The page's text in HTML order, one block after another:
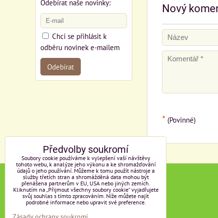
Nový
* (Povinné)
Odebírat naše novinky:
Chci se přihlásit k
odběru novinek e-mailem
Odebírat
KONTAKT
e-mail:info@eplko.cz
Předvolby soukromí
Soubory cookie používáme k vylepšení vaší návštěvy
tohoto webu, k analýze jeho výkonu a ke shromažďování
údajů o jeho používání. Můžeme k tomu použít nástroje a
služby třetích stran a shromážděná data mohou být
přenášena partnerům v EU, USA nebo jiných zemích.
Kliknutím na „Přijmout všechny soubory cookie“ vyjadřujete
svůj souhlas s tímto zpracováním. Níže můžete najít
podrobné informace nebo upravit své preference.